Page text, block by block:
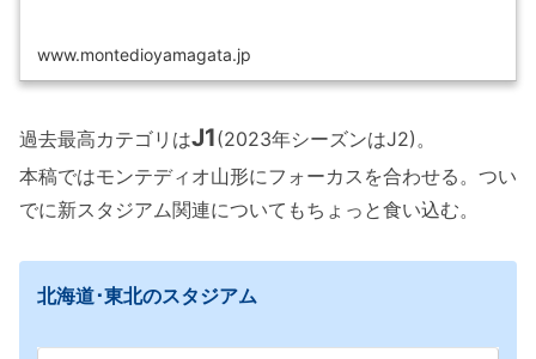
www.montedioyamagata.jp
過去最高カテゴリはJ1(2023年シーズンはJ2)。
本稿ではモンテディオ山形にフォーカスを合わせる。つい
でに新スタジアム関連についてもちょっと食い込む。
北海道･東北のスタジアム